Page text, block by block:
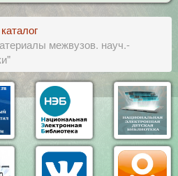
межвузов. науч.-